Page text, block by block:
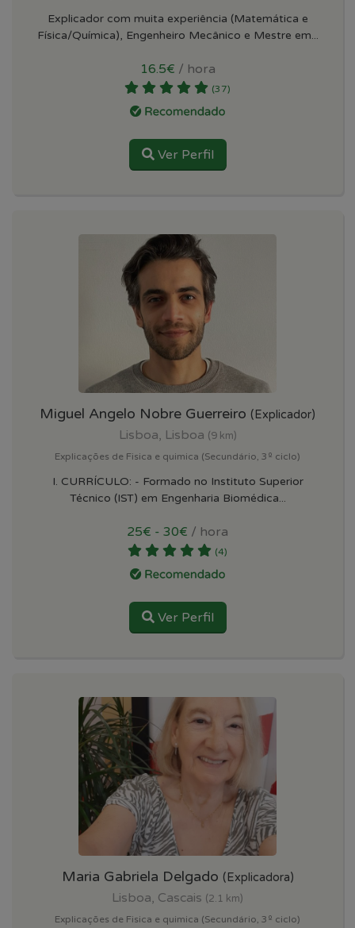
Explicador com muita experiência (Matemática e
Física/Química), Engenheiro Mecânico e Mestre em...
16.5€ / hora
(37)
Ver Perfil
Miguel Angelo Nobre Guerreiro (Explicador)
Lisboa, Lisboa (9 km)
Explicações de Fisica e quimica (Secundário, 3º ciclo)
I. CURRÍCULO: - Formado no Instituto Superior
Técnico (IST) em Engenharia Biomédica...
25€ - 30€ / hora
(4)
Ver Perfil
Maria Gabriela Delgado (Explicadora)
Lisboa, Cascais (2.1 km)
Explicações de Fisica e quimica (Secundário, 3º ciclo)